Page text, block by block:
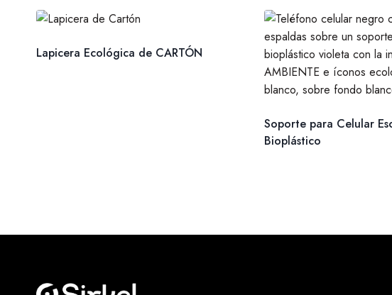
Lapicera Ecológica de CARTÓN
Soporte para Celular
Bioplástico